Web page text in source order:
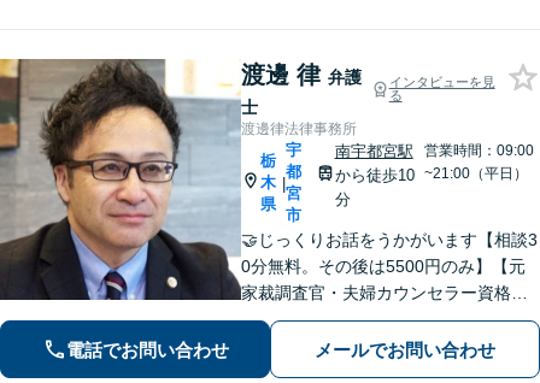
渡邊 律 弁護
士
インタビューを見
る
渡邊律法律事務所
栃
木
県
|
宇
都
宮
市
南宇都宮駅
から徒歩10
分
営業時間：09:00
~21:00（平日）
🤝じっくりお話をうかがいます【相談3
0分無料。その後は5500円のみ】【元
家裁調査官・夫婦カウンセラー資格あ
り】時間を気にせずじっくりお話をう
かがいます。一人ではどうにもできな
い、不安やお悩みは、是非、私にゆっ
電話でお問い合わせ メールでお問い合わせ